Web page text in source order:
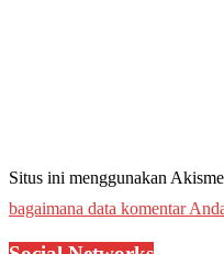
Situs ini menggunakan
bagaimana data komentar